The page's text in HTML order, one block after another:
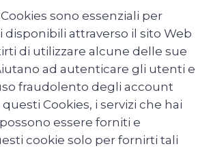
sono essenziali per
disponibili attraverso il sito Web
di utilizzare alcune delle sue
ad autenticare gli utenti e
fraudolento degli account
Cookies, i servizi che hai
essere forniti e
cookie solo per fornirti tali